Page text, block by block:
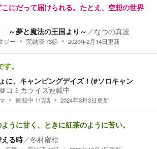
にだって届けられる。たとえ、空想の世界
～夢と魔法の王国より～ ／なつの真波
ジー 完結済73話 2020年2月14日更新
。
に、キャンピングデイズ！(#ソロキャン
コミカライズ連載中
連載中 117話 2024年3月3日更新
うに甘く、ときに紅茶のように苦い。
る時／冬村蜜柑